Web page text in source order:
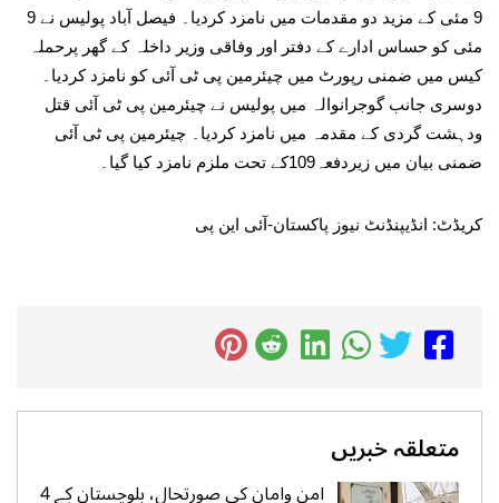
9 مئی کے مزید دو مقدمات میں نامزد کردیا۔ فیصل آباد پولیس نے 9
مئی کو حساس ادارے کے دفتر اور وفاقی وزیر داخلہ کے گھر پرحملہ
کیس میں ضمنی رپورٹ میں چیئرمین پی ٹی آئی کو نامزد کردیا۔
دوسری جانب گوجرانوالہ میں پولیس نے چیئرمین پی ٹی آئی قتل
ودہشت گردی کے مقدمہ میں نامزد کردیا۔ چیئرمین پی ٹی آئی
ضمنی بیان میں زیردفعہ109کے تحت ملزم نامزد کیا گیا۔
کریڈٹ: انڈیپنڈنٹ نیوز پاکستان-آئی این پی
متعلقہ خبریں
امن وامان کی صورتحال، بلوچستان کے 4